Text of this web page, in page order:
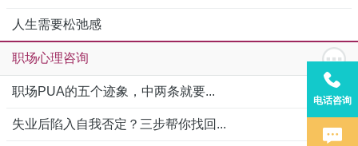
人生需要松弛感
职场心理咨询
职场PUA的五个迹象，中两条就要...
失业后陷入自我否定？三步帮你找回...
电话咨询